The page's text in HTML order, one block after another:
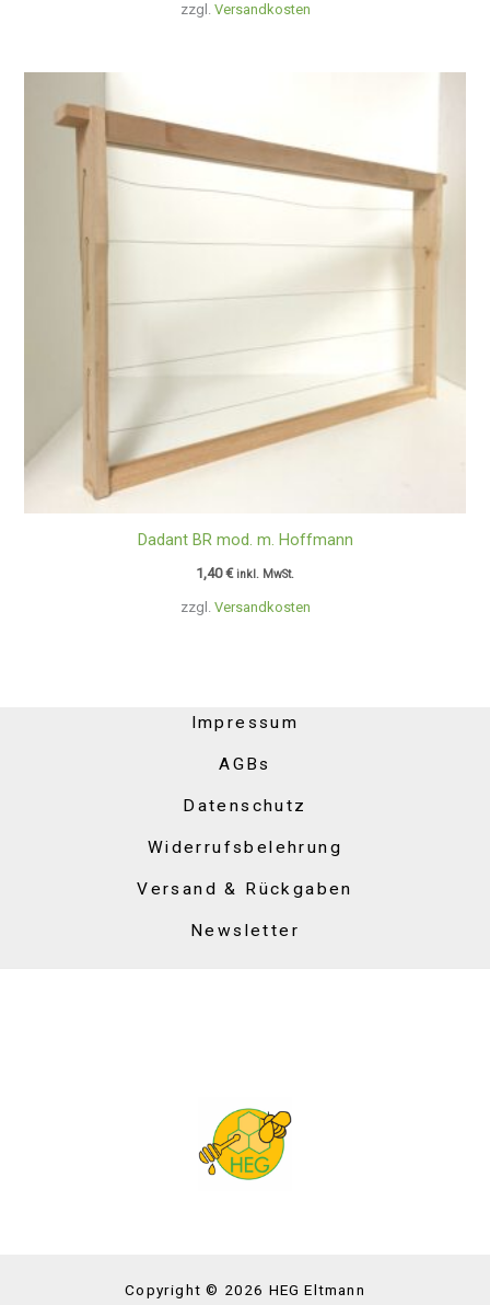
zzgl. Versandkosten
zzgl. Versandkosten
Dadant BR mod. m. Hoffmann
1,40€ inkl. MwSt.
Impressum
AGBs
Datenschutz
Widerrufsbelehrung
Versand & Rückgaben
Newsletter
Copyright © 2026 HEG Eltmann